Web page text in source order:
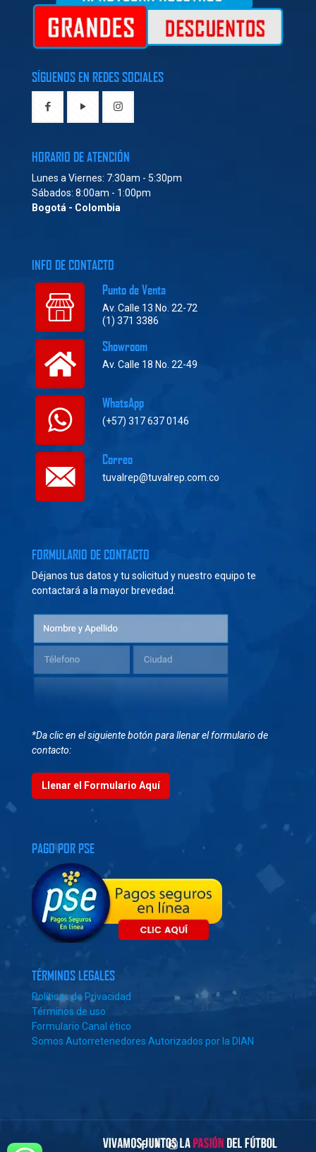
SÍGUENOS EN REDES SOCIALES
HORARIO DE ATENCIÓN
Lunes a Viernes: 7:30am - 5:30pm
Sábados: 8:00am - 1:00pm
Bogotá - Colombia
INFO DE CONTACTO
Punto de Venta
Av. Calle 13 No. 22-72
(1) 371 3386
Showroom
Av. Calle 18 No. 22-49
WhatsApp
(+57) 317 637 0146
Correo
tuvalrep@tuvalrep.com.co
FORMULARIO DE CONTACTO
Déjanos tus datos y tu solicitud y nuestro equipo te
contactará a la mayor brevedad.
*Da clic en el siguiente botón para llenar el formulario de
contacto:
Llenar el Formulario Aquí
PAGO POR PSE
TÉRMINOS LEGALES
Políticas de Privacidad
Términos de uso
Formulario Canal ético
Somos Autorretenedores Autorizados por la DIAN